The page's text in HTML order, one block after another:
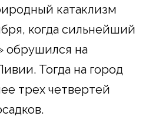
катаклизм
когда сильнейший
обрушился на
Тогда на город
трех четвертей